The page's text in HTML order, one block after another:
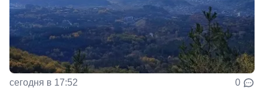
сегодня в 17:52 0